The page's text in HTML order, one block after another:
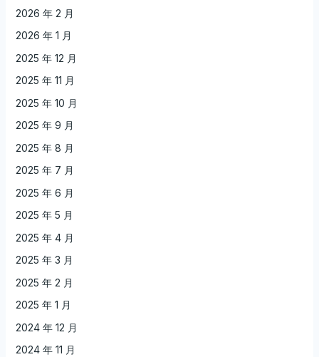
2026 年 2 月
2026 年 1 月
2025 年 12 月
2025 年 11 月
2025 年 10 月
2025 年 9 月
2025 年 8 月
2025 年 7 月
2025 年 6 月
2025 年 5 月
2025 年 4 月
2025 年 3 月
2025 年 2 月
2025 年 1 月
2024 年 12 月
2024 年 11 月